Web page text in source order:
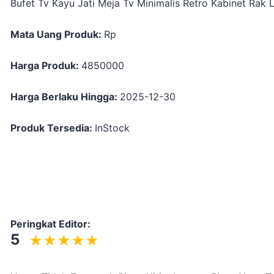
Bufet Tv Kayu Jati Meja Tv Minimalis Retro Kabinet Rak
Mata Uang Produk: Rp
Harga Produk: 4850000
Harga Berlaku Hingga: 2025-12-30
Produk Tersedia: InStock
Peringkat Editor:
5